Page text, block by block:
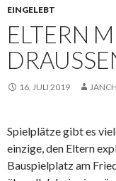
EINGELEBT
ELTERN
16. JULI 2019
Spielplätze gibt es
einzige, den Eltern
Bauspielplatz am